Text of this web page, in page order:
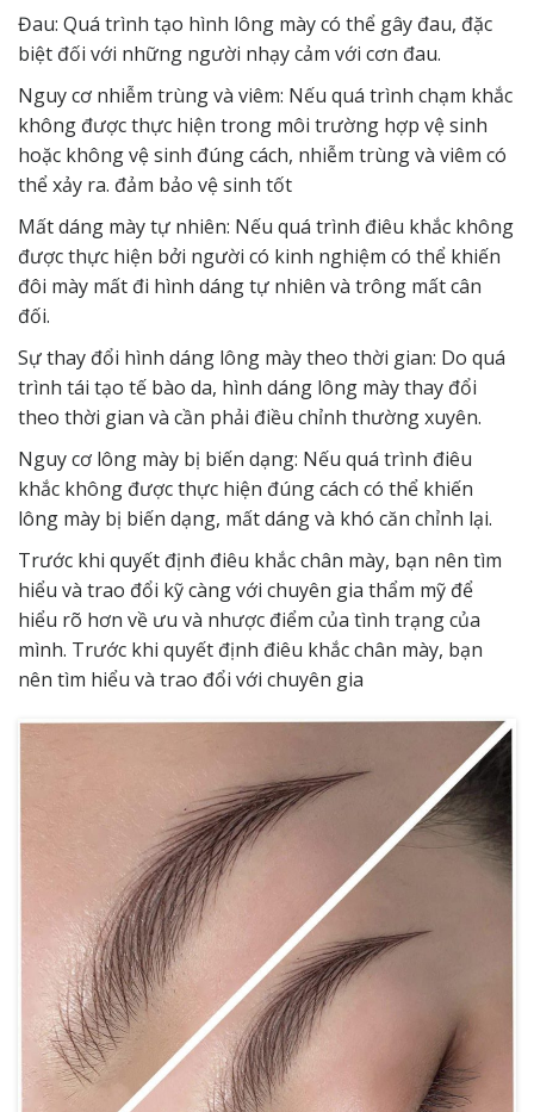
Đau: Quá trình tạo hình lông mày có thể gây đau, đặc
biệt đối với những người nhạy cảm với cơn đau.
Nguy cơ nhiễm trùng và viêm: Nếu quá trình chạm khắc
không được thực hiện trong môi trường hợp vệ sinh
hoặc không vệ sinh đúng cách, nhiễm trùng và viêm có
thể xảy ra. đảm bảo vệ sinh tốt
Mất dáng mày tự nhiên: Nếu quá trình điêu khắc không
được thực hiện bởi người có kinh nghiệm có thể khiến
đôi mày mất đi hình dáng tự nhiên và trông mất cân
đối.
Sự thay đổi hình dáng lông mày theo thời gian: Do quá
trình tái tạo tế bào da, hình dáng lông mày thay đổi
theo thời gian và cần phải điều chỉnh thường xuyên.
Nguy cơ lông mày bị biến dạng: Nếu quá trình điêu
khắc không được thực hiện đúng cách có thể khiến
lông mày bị biến dạng, mất dáng và khó căn chỉnh lại.
Trước khi quyết định điêu khắc chân mày, bạn nên tìm
hiểu và trao đổi kỹ càng với chuyên gia thẩm mỹ để
hiểu rõ hơn về ưu và nhược điểm của tình trạng của
mình. Trước khi quyết định điêu khắc chân mày, bạn
nên tìm hiểu và trao đổi với chuyên gia